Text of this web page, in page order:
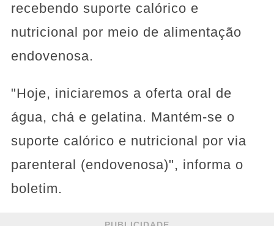
recebendo suporte calórico e
nutricional por meio de alimentação
endovenosa.
"Hoje, iniciaremos a oferta oral de
água, chá e gelatina. Mantém-se o
suporte calórico e nutricional por via
parenteral (endovenosa)", informa o
boletim.